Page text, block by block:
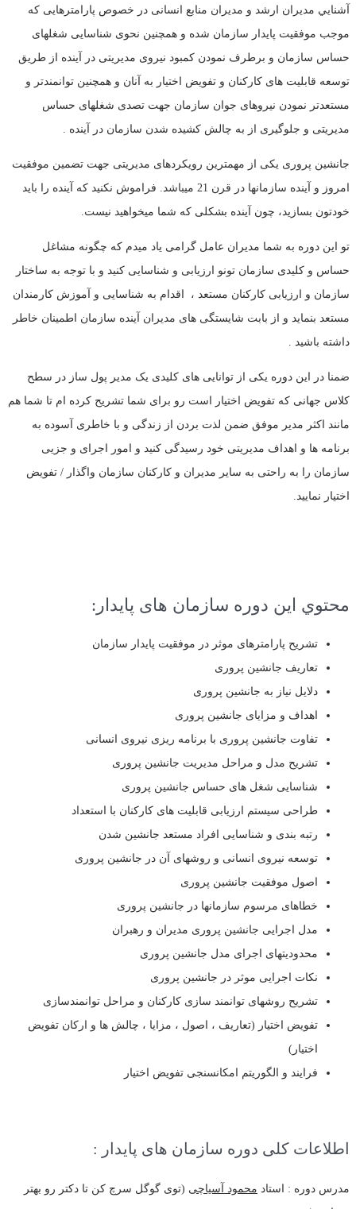
آشنايي مدیران ارشد و مدیران منابع انسانی در خصوص پارامترهایی که
موجب موفقیت پایدار سازمان شده و همچنین نحوی شناسایی شغلهای
حساس سازمان و برطرف نمودن کمبود نیروی مدیریتی در آینده از طریق
توسعه قابلیت های کارکنان و تفویض اختیار به آنان و همچنین توانمندتر و
مستعدتر نمودن نیروهای جوان سازمان جهت تصدی شغلهای حساس
مدیریتی و جلوگیری از به چالش کشیده شدن سازمان در آینده .
جانشین پروری یکی از مهمترین رویکردهای مدیریتی جهت تضمین موفقیت
امروز و آینده سازمانها در قرن 21 میباشد. فراموش نکنید که آینده را باید
خودتون بسازید، چون آینده بشکلی که شما میخواهید نیست.
تو این دوره به شما مدیران عامل گرامی یاد میدم که چگونه مشاغل
حساس و کلیدی سازمان تونو ارزیابی و شناسایی کنید و با توجه به ساختار
سازمان و ارزیابی کارکنان مستعد ، اقدام به شناسایی و آموزش کارمندان
مستعد بنماید و از بابت شایستگی های مدیران آینده سازمان اطمینان خاطر
داشته باشید .
ضمنا در این دوره یکی از توانایی های کلیدی یک مدیر پول ساز در سطح
کلاس جهانی که تفویض اختیار است رو برای شما تشریح کرده ام تا شما هم
مانند اکثر مدیر موفق ضمن لذت بردن از زندگی و با خاطری آسوده به
برنامه ها و اهداف مدیریتی خود رسیدگی کنید و امور اجرای و جزیی
سازمان را به راحتی به سایر مدیران و کارکنان سازمان واگذار / تفویض
اختیار نمایید.
محتوي این دوره سازمان های پایدار:
تشریح پارامترهای موثر در موفقیت پایدار سازمان
تعاریف جانشین پروری
دلایل نیاز به جانشین پروری
اهداف و مزایای جانشین پروری
تفاوت جانشین پروری با برنامه ریزی نیروی انسانی
تشریح مدل و مراحل مدیریت جانشین پروری
شناسایی شغل های حساس جانشین پروری
طراحی سیستم ارزیابی قابلیت های کارکنان با استعداد
رتبه بندی و شناسایی افراد مستعد جانشین شدن
توسعه نیروی انسانی و روشهای آن در جانشین پروری
اصول موفقیت جانشین پروری
خطاهای مرسوم سازمانها در جانشین پروری
مدل اجرایی جانشین پروری مدیران و رهبران
محدودیتهای اجرای مدل جانشین پروری
نکات اجرایی موثر در جانشین پروری
تشریح روشهای توانمند سازی کارکنان و مراحل توانمندسازی
تفویض اختیار (تعاریف ، اصول ، مزایا ، چالش ها و ارکان تفویض
اختیار)
فرایند و الگوریتم امکانسنجی تفویض اختیار
اطلاعات کلی دوره سازمان های پایدار :
مدرس دوره : استاد محمود آسیاچی (توی گوگل سرچ کن تا دکتر رو بهتر